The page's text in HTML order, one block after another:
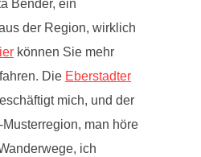
Bender, ein
der Region, wirklich
können Sie mehr
Die Eberstadter
mich, und der
man höre
ich